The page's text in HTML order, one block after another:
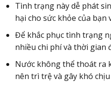
Tình trạng này dễ phát
hại cho sức khỏe của bạn
Để khắc phục tình trạng
nhiều chi phí và thời gian
Nước không thể thoát ra
nên trì trệ và gây khó